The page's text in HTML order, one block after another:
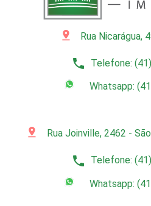
pin_drop Rua Nicarágua,
phone Telefone:
Whatsapp:
pin_drop Rua Joinville, 2462 -
phone Telefone:
Whatsapp: